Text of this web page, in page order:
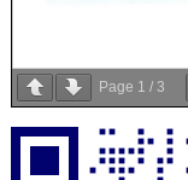
Page 1 /3